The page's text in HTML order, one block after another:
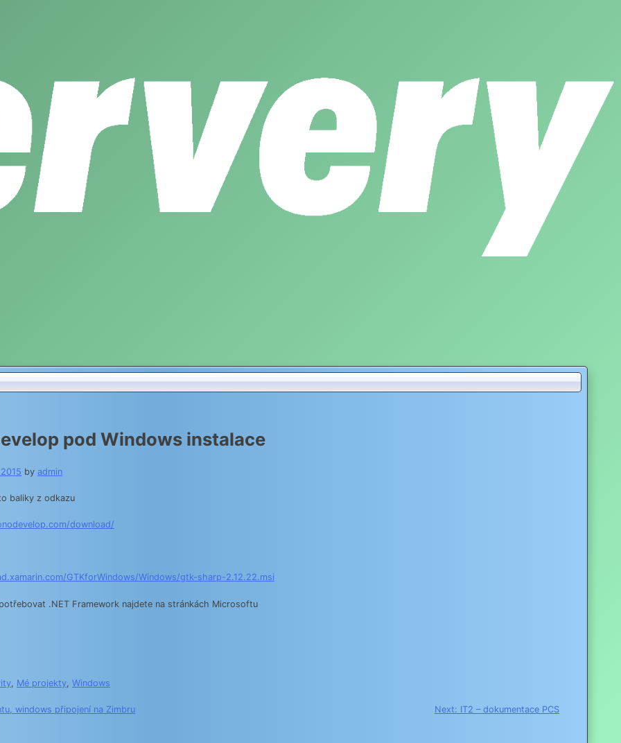
pod Windows instalace
by admin
baliky z odkazu
download/
GTKforWindows/Windows/gtk-sharp-2.12.22.msi
.NET Framework najdete na stránkách Microsoftu
, Mé projekty, Windows
windows připojení na Zimbru Next: IT2 – dokumentace PCS